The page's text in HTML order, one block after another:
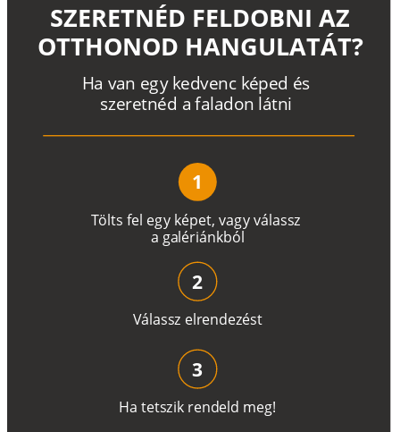
Tölts fel egy képet, vagyválassz
a galériánkból
Ha van egy kedvenc képed és
szeretnéd a faladon látni
SZERETNÉD FELDOBNI AZ
OTTHONOD HANGULATÁT?
1
Válassz elrendezést
2
Ha tetszik rendeld meg!
3